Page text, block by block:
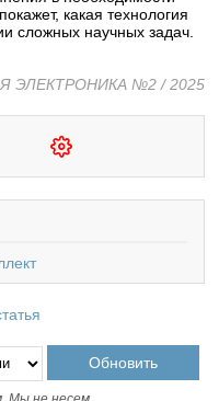
какая технология
сложных научных задач.
ЭЛЕКТРОНИКА №2 / 2025